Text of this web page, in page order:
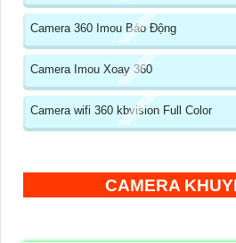
Camera 360 Imou Báo Động
Camera Imou Xoay 360
Camera wifi 360 kbvision Full Color
CAMERA